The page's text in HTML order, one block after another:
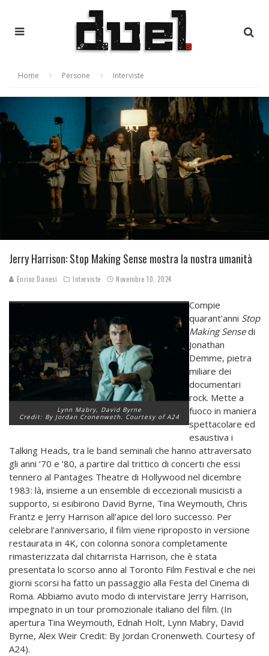
Home Persone Interviste
Jerry Harrison: Stop Making Sense mostra la nostra umanità
Enrico Danesi Interviste Novembre 10, 2024
Lynn Mabry, David Byrne
Credit: By Jordan Cronenweth. Courtesy of A24
Compie
quarant’anni Stop
Making Sensedi
Jonathan
Demme, pietra
miliare dei
documentari
rock. Mette a
fuoco in maniera
spettacolare ed
esaustiva i
Talking Heads, tra le band seminali che hanno attraversato
gli anni ‘70 e ‘80, a partire dal trittico di concerti che essi
tennero al Pantages Theatre di Hollywood nel dicembre
1983: là, insieme a un ensemble di eccezionali musicisti a
supporto, si esibirono David Byrne, Tina Weymouth, Chris
Frantz e Jerry Harrison all’apice del loro successo. Per
celebrare l’anniversario, il film viene riproposto in versione
restaurata in 4K, con colonna sonora completamente
rimasterizzata dal chitarrista Harrison, che è stata
presentata lo scorso anno al Toronto Film Festival e che nei
giorni scorsi ha fatto un passaggio alla Festa del Cinema di
Roma. Abbiamo avuto modo di intervistare Jerry Harrison,
impegnato in un tour promozionale italiano del film. (In
apertura Tina Weymouth, Ednah Holt, Lynn Mabry, David
Byrne, Alex Weir Credit: By Jordan Cronenweth. Courtesy of
A24).